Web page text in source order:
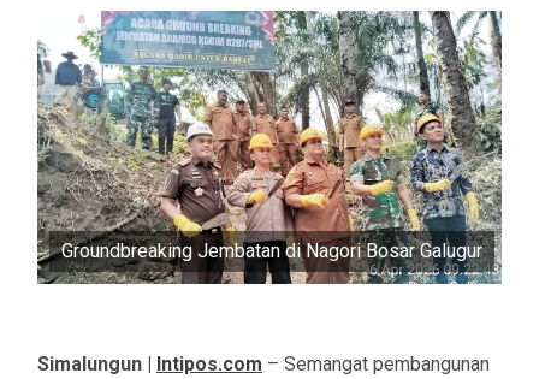
Groundbreaking Jembatan di Nagori Bosar Galugur
Simalungun | Intipos.com – Semangat pembangunan